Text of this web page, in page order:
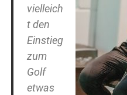
vielleich
t den
Einstieg
zum
Golf
etwas